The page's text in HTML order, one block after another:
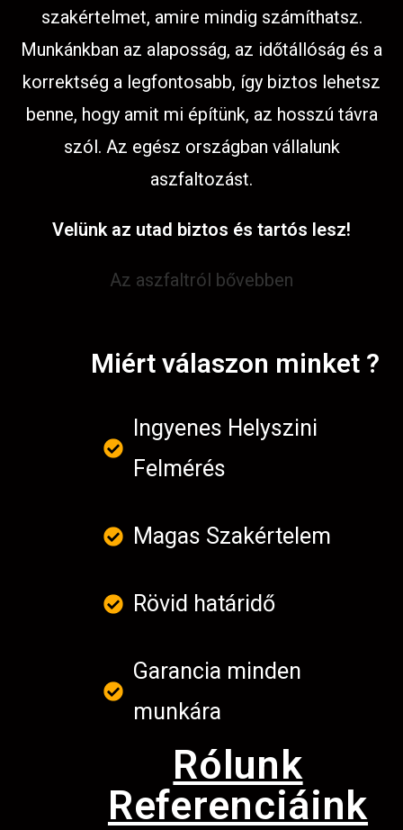
szakértelmet, amire mindig számíthatsz.
Munkánkban az alaposság, az időtállóság és a
korrektség a legfontosabb, így biztos lehetsz
benne, hogy amit mi építünk, az hosszú távra
szól. Az egész országban vállalunk
aszfaltozást.
Velünk az utad biztos és tartós lesz!
Az aszfaltról bővebben
Miért válaszon minket ?
Ingyenes Helyszini
Felmérés
Magas Szakértelem
Rövid határidő
Garancia minden
munkára
Rólunk
Referenciáink